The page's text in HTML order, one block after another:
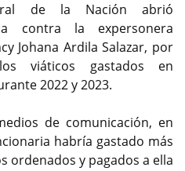
de la Nación abrió
contra la expersonera
Johana Ardila Salazar, por
viáticos gastados en
2022 y 2023.
de comunicación, en
habría gastado más
ordenados y pagados a ella